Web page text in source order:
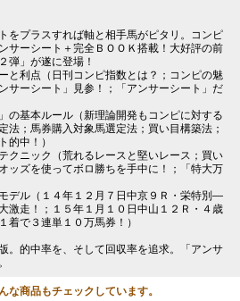
をプラスすれば軸と相手馬がピタリ。コンピ
サーシート＋完全ＢＯＯＫ搭載！大好評の前
弾」が遂に登場！
利点（日刊コンピ指数とは？；コンピの魅
サーシート」見参！；「アンサーシート」だ
基本ルール（新理論開発もコンピに対する
法；馬券購入対象馬選定法；買い目構築法；
的中！）
ニック（荒れるレースと堅いレース；買い
ッズを使ってボロ勝ちを手中に！；「特大万
デル（１４年１２月７日中京９Ｒ・栄特別―
走！；１５年１月１０日中山１２Ｒ・４歳
着で３連単１０万馬券！）
。的中率を、そして回収率を追求。「アンサ
な商品もチェックしています。